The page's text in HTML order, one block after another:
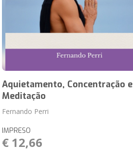
Aquietamento, Concentração e
Meditação
Fernando Perri
IMPRESO
€ 12,66